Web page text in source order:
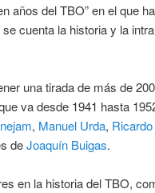
años del TBO” en el que
cuenta la historia y la
una tirada de más de
va desde 1941 hasta
, Manuel Urda,
deJoaquín Buigas.
en la historia del TBO,